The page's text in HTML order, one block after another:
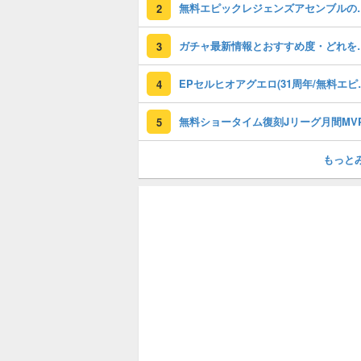
2 無料エピックレ
3 ガチャ最
4 EPセルヒオア
5
もっと